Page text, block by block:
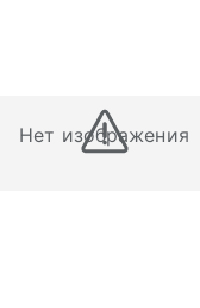
Нет изображения